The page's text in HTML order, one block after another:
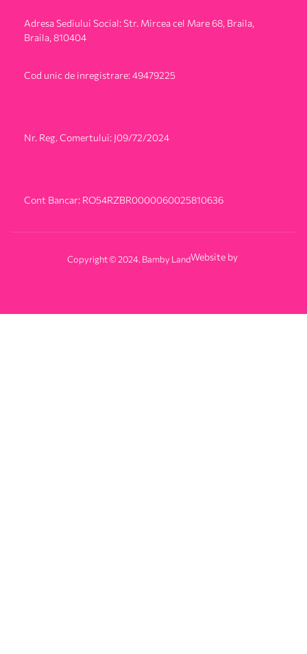
Adresa Sediului Social: Str. Mircea cel Mare 68, Braila,
Braila, 810404
Cod unic de inregistrare: 49479225
Nr. Reg. Comertului: J09/72/2024
Cont Bancar: RO54RZBR0000060025810636
Copyright © 2024. Bamby LandWebsite by